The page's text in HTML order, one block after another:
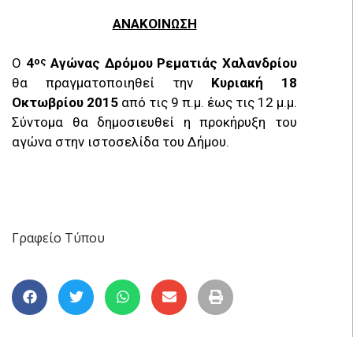
ΑΝΑΚΟΙΝΩΣΗ
Ο 4ος Αγώνας Δρόμου Ρεματιάς Χαλανδρίου
θα πραγματοποιηθεί την Κυριακή 18
Οκτωβρίου 2015 από τις 9 π.μ. έως τις 12 μ.μ.
Σύντομα θα δημοσιευθεί η προκήρυξη του
αγώνα στην ιστοσελίδα του Δήμου.
Γραφείο Τύπου